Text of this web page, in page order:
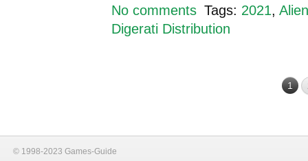
No comments Tags: 2021,
Digerati Distribution
1
© 1998-2023 Games-Guide